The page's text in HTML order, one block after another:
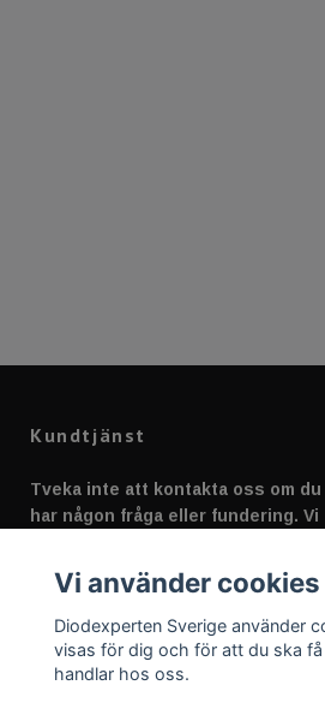
Kundtjänst
Tveka inte att kontakta oss om du
har någon fråga eller fundering. Vi
Vi använder cookies
Diodexperten Sverige använder
visas för dig och för att du ska
handlar hos oss.